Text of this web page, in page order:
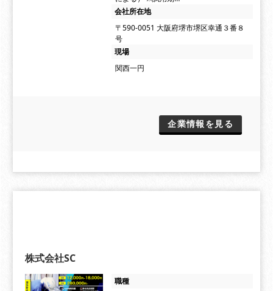
会社所在地
〒590-0051 大阪府堺市堺区幸通３番８
号
現場
関西一円
企業情報を見る
株式会社SC
職種